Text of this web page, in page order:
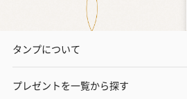
タンプについて
プレゼントを一覧から探す